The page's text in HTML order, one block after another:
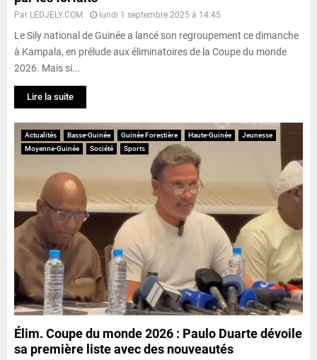
Par LEDJELY.COM lundi 1 septembre 2025 à 14:45
Le Sily national de Guinée a lancé son regroupement ce dimanche
à Kampala, en prélude aux éliminatoires de la Coupe du monde
2026. Mais si...
Lire la suite
Actualités Basse-Guinée Guinée Forestière Haute-Guinée
Jeunesse
Moyenne-Guinée
Société Sports
Élim. Coupe du monde 2026 : Paulo Duarte dévoile
sa première liste avec des nouveautés